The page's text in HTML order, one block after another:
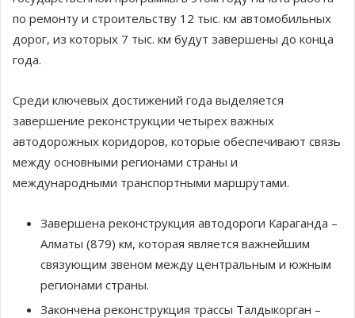
по ремонту и строительству 12 тыс. км автомобильных
дорог, из которых 7 тыс. км будут завершены до конца
года.
Среди ключевых достижений года выделяется
завершение реконструкции четырех важных
автодорожных коридоров, которые обеспечивают связь
между основными регионами страны и
международными транспортными маршрутами.
Завершена реконструкция автодороги Караганда –
Алматы (879) км, которая является важнейшим
связующим звеном между центральным и южным
регионами страны.
Закончена реконструкция трассы Талдыкорган –